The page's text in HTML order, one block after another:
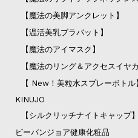
【魔法の美脚アンクレット】
【温活美乳ブラパット】
【魔法のアイマスク】
【魔法のリング＆アクセスイヤ
【 New！美粒水スプレーボトル
KINUJO
【シルクリッチナイトキャップ】
ビーバンジョア健康化粧品